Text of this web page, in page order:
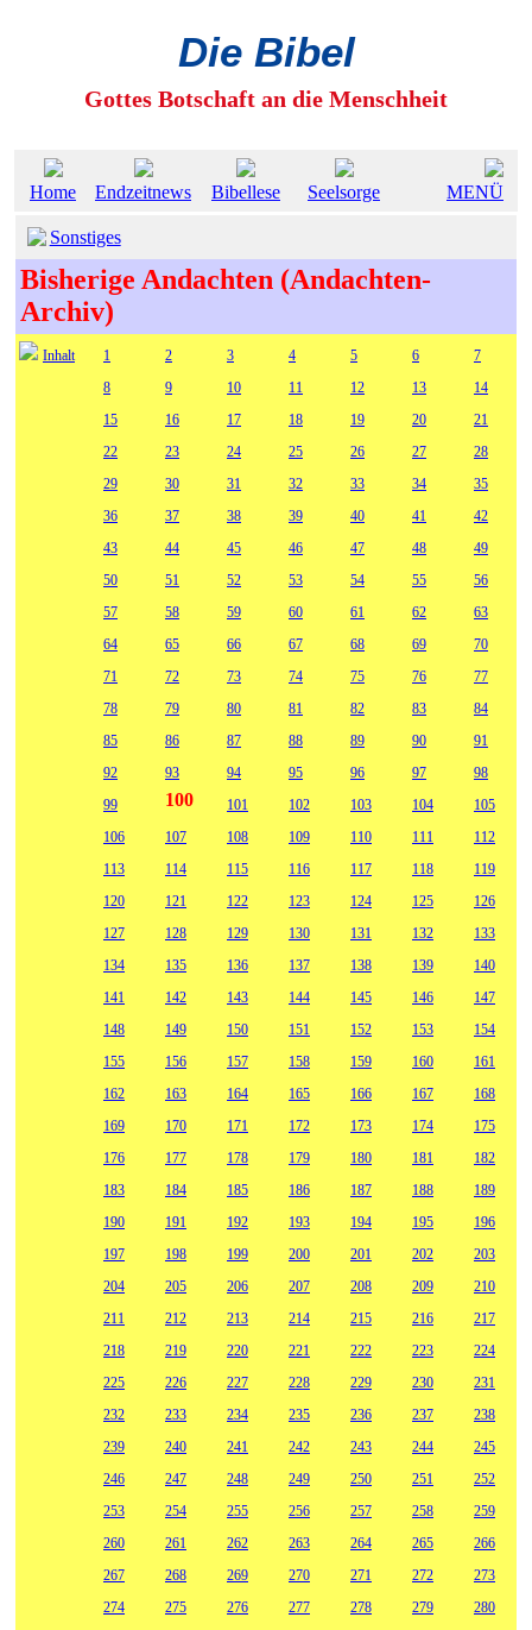
Die Bibel
Gottes Botschaft an die Menschheit
Home Endzeitnews Bibellese Seelsorge MENÜ
Sonstiges
Bisherige Andachten (Andachten-
Archiv)
Inhalt 1 2 3 4 5 6
7
8
9 10 11 12 13
14
15
16 17 18 19 20
21
22
23 24 25 26 27
28
29
30 31 32 33 34
35
36
37 38 39 40 41
42
43
44 45 46 47 48
49
50
51 52 53 54 55
56
57
58 59 60 61 62
63
64
65 66 67 68 69
70
71
72 73 74 75 76
77
78
79 80 81 82 83
84
85
86 87 88 89 90
91
92
93 94 95 96 97
98
99
100 101 102 103 104
105
106
107 108 109 110 111
112
113
114 115 116 117 118
119
120
121 122 123 124 125
126
127
128 129 130 131 132
133
134
135 136 137 138 139
140
141
142 143 144 145 146
147
148
149 150 151 152 153
154
155
156 157 158 159 160
161
162
163 164 165 166 167
168
169
170 171 172 173 174
175
176
177 178 179 180 181
182
183
184 185 186 187 188
189
190
191 192 193 194 195
196
197
198 199 200 201 202
203
204
205 206 207 208 209
210
211
212 213 214 215 216
217
218
219 220 221 222 223
224
225
226 227 228 229 230
231
232
233 234 235 236 237
238
239
240 241 242 243 244
245
246
247 248 249 250 251
252
253
254 255 256 257 258
259
260
261 262 263 264 265
266
267
268 269 270 271 272
273
274
275 276 277 278 279
280